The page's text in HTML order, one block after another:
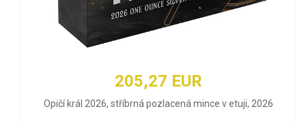
205,27 EUR
Opičí král 2026, stříbrná pozlacená mince v etuji, 2026